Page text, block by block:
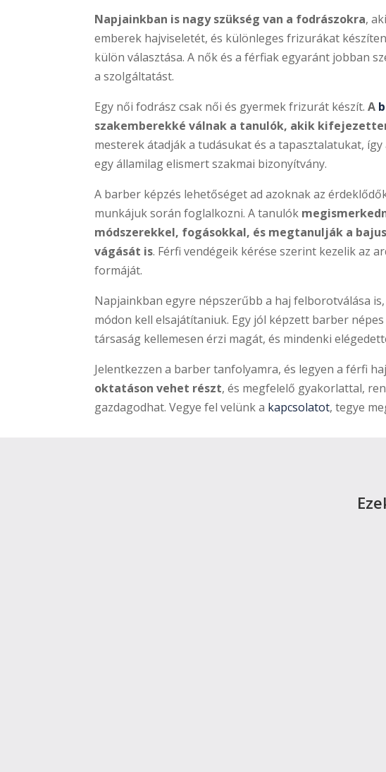
Napjainkban is nagy szükség van a fodrászokra,
emberek hajviseletét, és különleges frizurákat
külön választása. A nők és a férfiak egyaránt jobban
a szolgáltatást.
Egy női fodrász csak női és gyermek frizurát készít.A
szakemberekké válnak a tanulók, akik
mesterek átadják a tudásukat és a tapasztalatukat,
egy államilag elismert szakmai bizonyítvány.
A barber képzés lehetőséget ad azoknak az
munkájuk során foglalkozni. A tanulók
módszerekkel, fogásokkal, és megtanulják a
vágását is. Férfi vendégeik kérése szerint kezelik az
formáját.
Napjainkban egyre népszerűbb a haj felborotválása
módon kell elsajátítaniuk. Egy jól képzett barber
társaság kellemesen érzi magát, és mindenki
Jelentkezzen a barber tanfolyamra, és legyen a férfi
oktatáson vehet részt, és megfelelő gyakorlattal,
gazdagodhat. Vegye fel velünk a kapcsolatot, tegye